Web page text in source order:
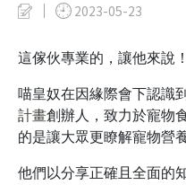
2023-05-23
這傢伙專業的，讓他來說！
喵皇奴在因緣際會下認識
計畫創辦人，致力於寵物
的是讓大眾更瞭解寵物營
他們以分享正確且全面的